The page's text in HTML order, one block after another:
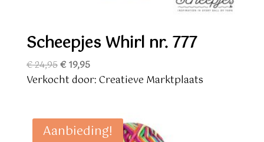
Scheepjes Whirl nr. 777
€24,95Oorspronkelijke
prijs
€19,95Huidige
prijs
Verkocht door: Creatieve Marktplaats
Aanbieding!